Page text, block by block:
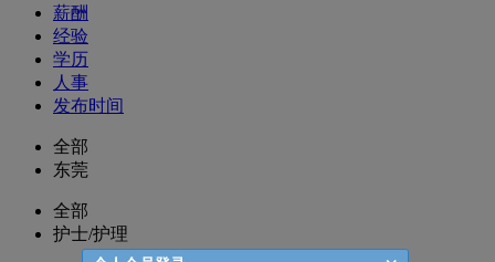
薪酬
经验
学历
人事
发布时间
全部
东莞
全部
护士/护理